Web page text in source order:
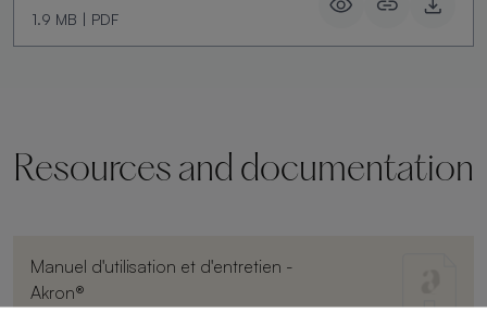
1.9 MB | PDF
Resources and documentation
Manuel d'utilisation et d'entretien -
Akron®